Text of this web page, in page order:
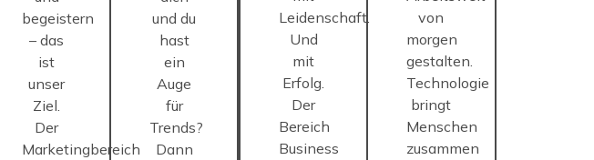
begeistern
– das
ist
unser
Ziel.
Der
Marketingbereich
und du
hast
ein
Auge
für
Trends?
Dann
Leidenschaft.
Und
mit
Erfolg.
Der
Bereich
Business
von
morgen
gestalten.
Technologie
bringt
Menschen
zusammen